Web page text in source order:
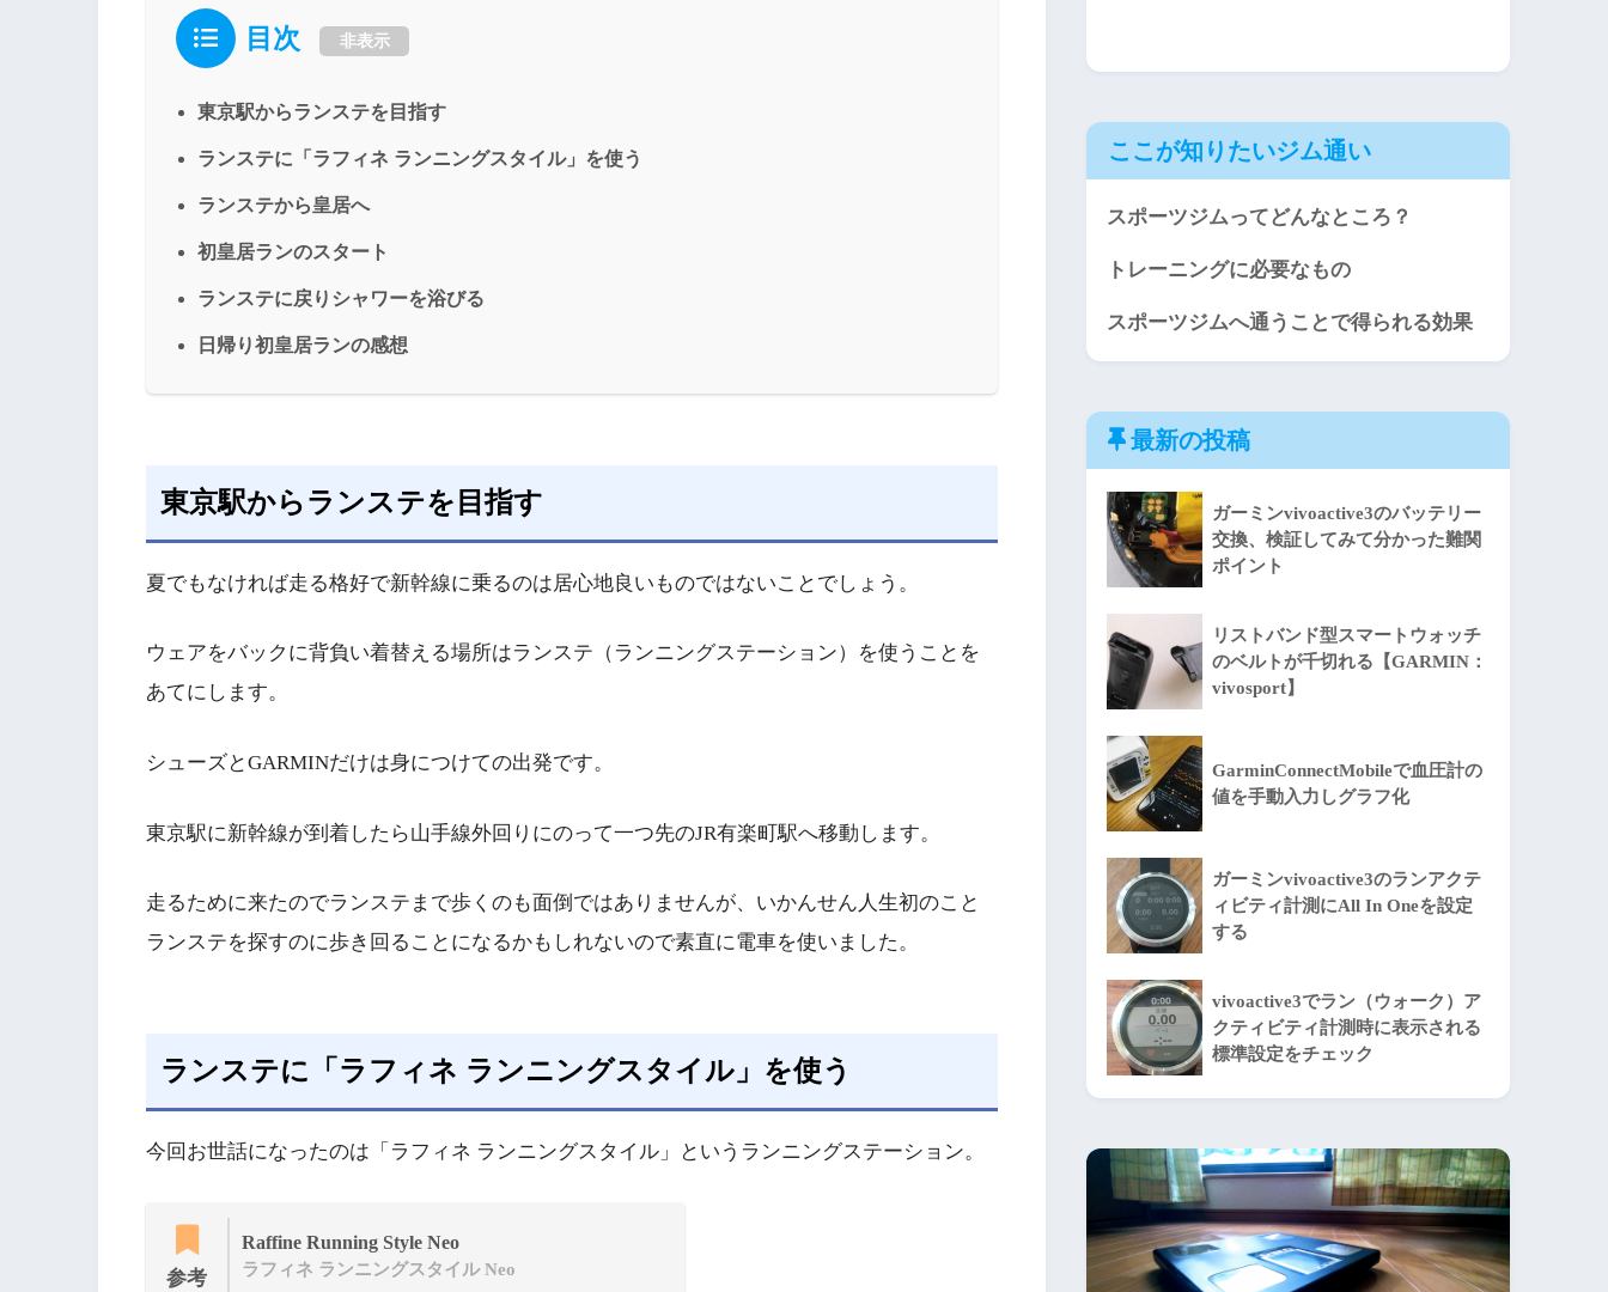
目次 非表示
東京駅からランステを目指す
ランステに「ラフィネ ランニングスタイル」を使う
ランステから皇居へ
初皇居ランのスタート
ランステに戻りシャワーを浴びる
日帰り初皇居ランの感想
東京駅からランステを目指す
夏でもなければ走る格好で新幹線に乗るのは居心地良いものではないことでしょう。
ウェアをバックに背負い着替える場所はランステ（ランニングステーション）を使うことを
あてにします。
シューズとGARMINだけは身につけての出発です。
東京駅に新幹線が到着したら山手線外回りにのって一つ先のJR有楽町駅へ移動します。
走るために来たのでランステまで歩くのも面倒ではありませんが、いかんせん人生初のこと
ランステを探すのに歩き回ることになるかもしれないので素直に電車を使いました。
ランステに「ラフィネ ランニングスタイル」を使う
今回お世話になったのは「ラフィネ ランニングスタイル」というランニングステーション。
参考
Raffine Running Style Neo
ラフィネ ランニングスタイル Neo
ここが知りたいジム通い
スポーツジムってどんなところ？
トレーニングに必要なもの
スポーツジムへ通うことで得られる効果
最新の投稿
ガーミンvivoactive3のバッテリー
交換、検証してみて分かった難関
ポイント
リストバンド型スマートウォッチ
のベルトが千切れる【GARMIN：
vivosport】
GarminConnectMobileで血圧計の
値を手動入力しグラフ化
ガーミンvivoactive3のランアクテ
ィビティ計測にAll In Oneを設定
する
vivoactive3でラン（ウォーク）ア
クティビティ計測時に表示される
標準設定をチェック